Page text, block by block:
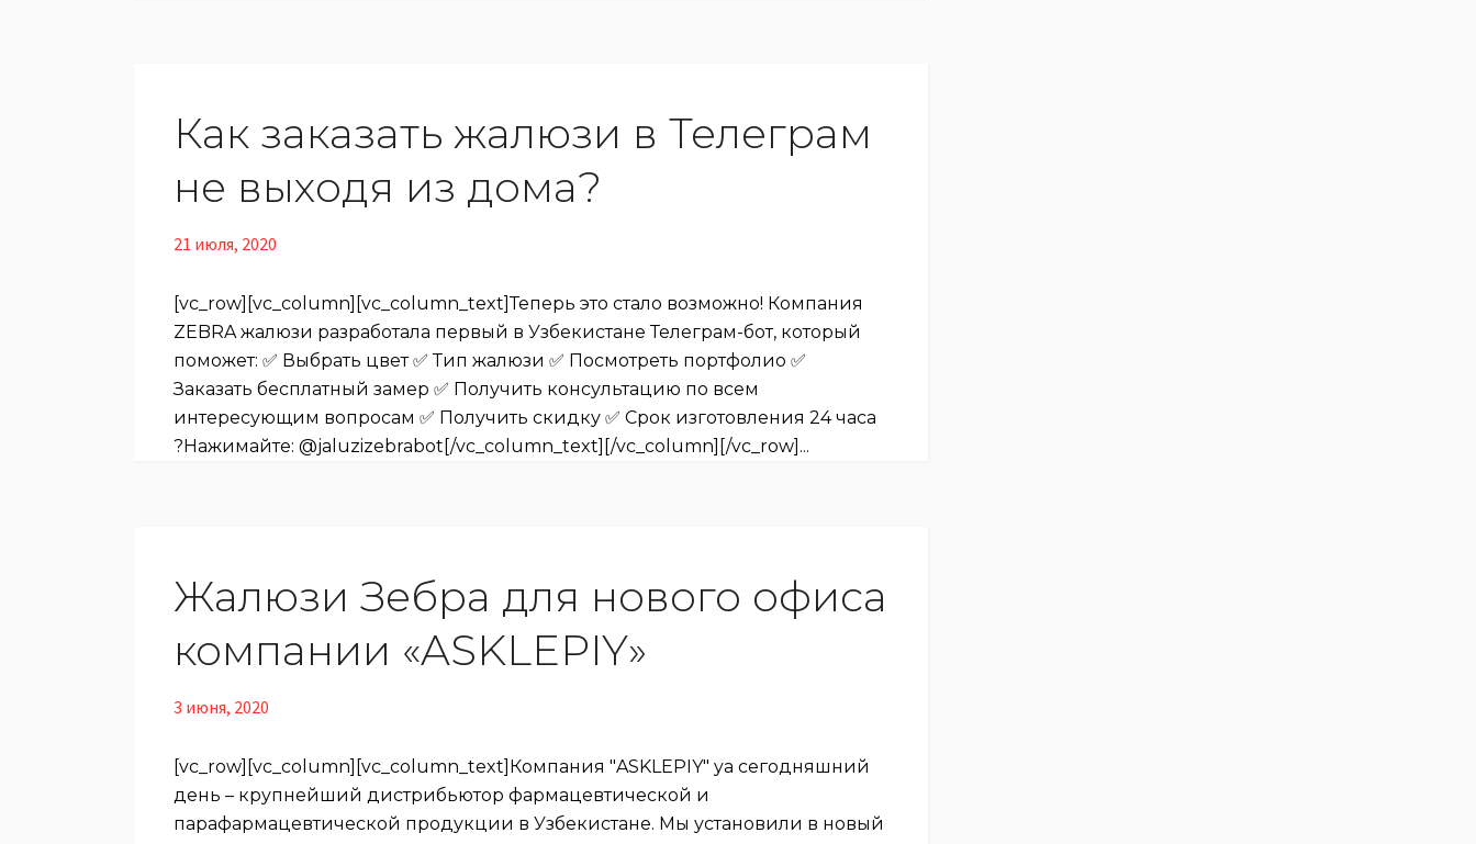
Как заказать жалюзи в Телеграм
не выходя из дома?
21 июля, 2020
[vc_row][vc_column][vc_column_text]Теперь это стало возможно! Компания
ZEBRA жалюзи разработала первый в Узбекистане Телеграм-бот, который
поможет: ✅ Выбрать цвет ✅ Тип жалюзи ✅ Посмотреть портфолио ✅
Заказать бесплатный замер ✅ Получить консультацию по всем
интересующим вопросам ✅ Получить скидку ✅ Срок изготовления 24 часа
?Нажимайте: @jaluzizebrabot[/vc_column_text][/vc_column][/vc_row]...
Жалюзи Зебра для нового офиса
компании «ASKLEPIY»
3 июня, 2020
[vc_row][vc_column][vc_column_text]Компания "ASKLEPIY" yа сегодняшний
день – крупнейший дистрибьютор фармацевтической и
парафармацевтической продукции в Узбекистане. Мы установили в новый